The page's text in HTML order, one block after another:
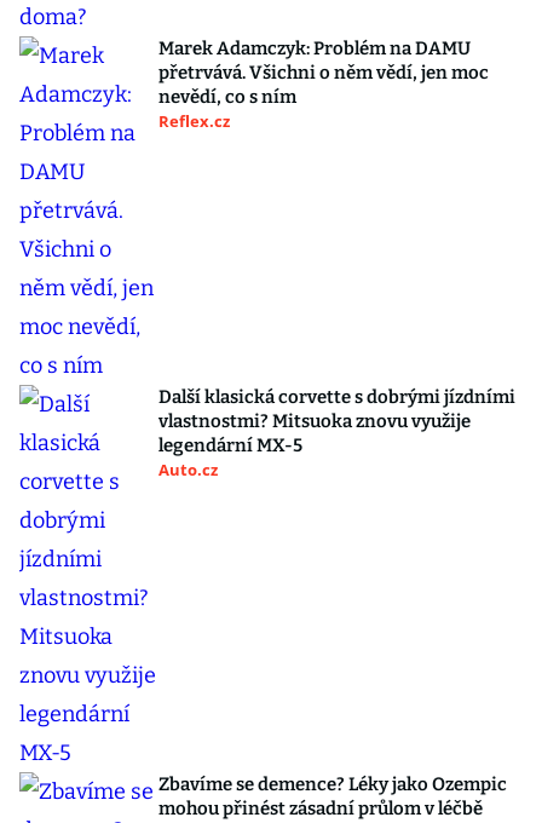
Marek Adamczyk: Problém na DAMU
přetrvává. Všichni o něm vědí, jen moc
nevědí, co s ním
Reflex.cz
Další klasická corvette s dobrými jízdními
vlastnostmi? Mitsuoka znovu využije
legendární MX-5
Auto.cz
Zbavíme se demence? Léky jako Ozempic
mohou přinést zásadní průlom v léčbě